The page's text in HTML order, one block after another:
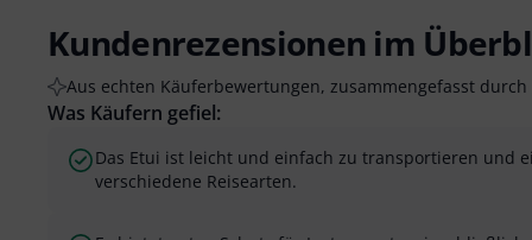
Kundenrezensionen im
Aus echten Käuferbewertungen, zusammengefasst durch
Was Käufern gefiel:
Das Etui ist leicht und einfach zu transportieren und
verschiedene Reisearten.